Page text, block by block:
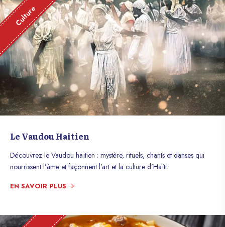
Culture
Le Vaudou Haitien
Découvrez le Vaudou haïtien : mystère, rituels, chants et danses qui
nourrissent l’âme et façonnent l’art et la culture d’Haïti.
EN SAVOIR PLUS